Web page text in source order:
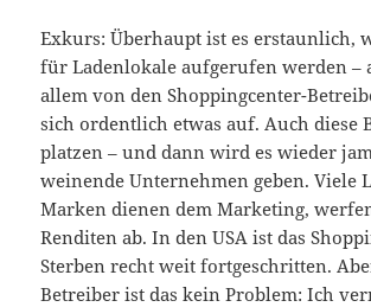
Exkurs: Überhaupt ist es erstaunlich,
für Ladenlokale aufgerufen werden –
allem von den Shoppingcenter-
sich ordentlich etwas auf. Auch diese
platzen – und dann wird es wieder
weinende Unternehmen geben. Viele
Marken dienen dem Marketing,
Renditen ab. In den USA ist das
Sterben recht weit fortgeschritten.
Betreiber ist das kein Problem: Ich